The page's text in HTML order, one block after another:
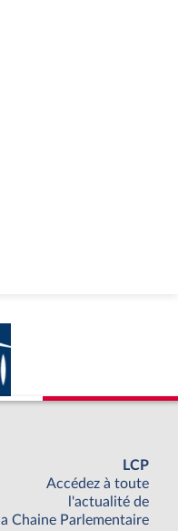
LCP
Accédez à toute
l'actualité de
la Chaine Parlementaire